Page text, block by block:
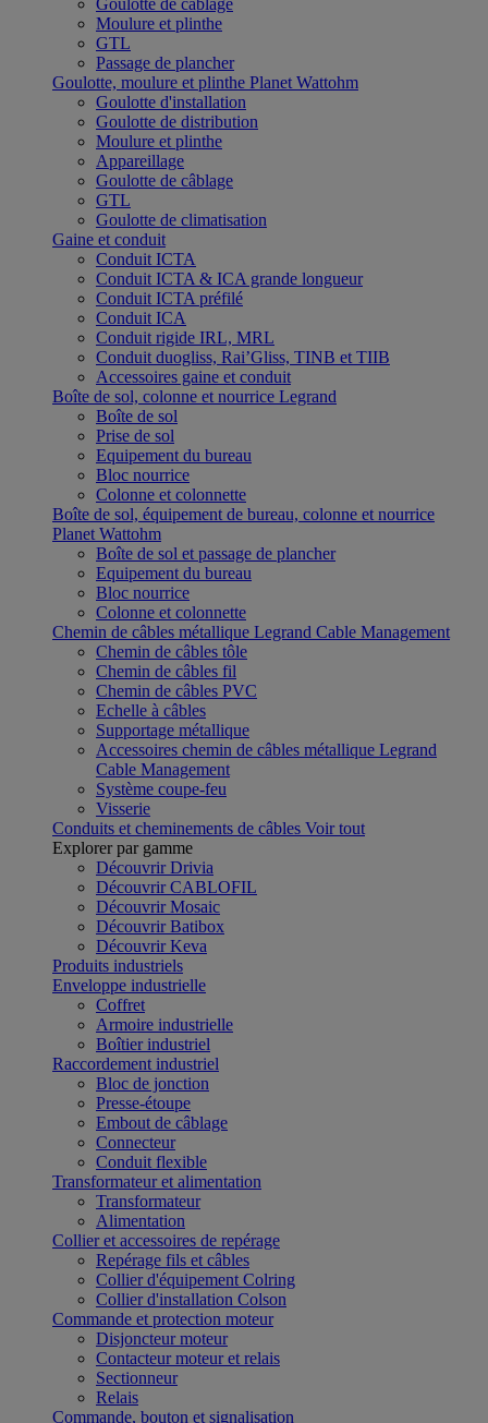
Goulotte de câblage
Moulure et plinthe
GTL
Passage de plancher
Goulotte, moulure et plinthe Planet Wattohm
Goulotte d'installation
Goulotte de distribution
Moulure et plinthe
Appareillage
Goulotte de câblage
GTL
Goulotte de climatisation
Gaine et conduit
Conduit ICTA
Conduit ICTA & ICA grande longueur
Conduit ICTA préfilé
Conduit ICA
Conduit rigide IRL, MRL
Conduit duogliss, Rai’Gliss, TINB et TIIB
Accessoires gaine et conduit
Boîte de sol, colonne et nourrice Legrand
Boîte de sol
Prise de sol
Equipement du bureau
Bloc nourrice
Colonne et colonnette
Boîte de sol, équipement de bureau, colonne et nourrice
Planet Wattohm
Boîte de sol et passage de plancher
Equipement du bureau
Bloc nourrice
Colonne et colonnette
Chemin de câbles métallique Legrand Cable Management
Chemin de câbles tôle
Chemin de câbles fil
Chemin de câbles PVC
Echelle à câbles
Supportage métallique
Accessoires chemin de câbles métallique Legrand
Cable Management
Système coupe-feu
Visserie
Conduits et cheminements de câbles Voir tout
Explorer par gamme
Découvrir Drivia
Découvrir CABLOFIL
Découvrir Mosaic
Découvrir Batibox
Découvrir Keva
Produits industriels
Enveloppe industrielle
Coffret
Armoire industrielle
Boîtier industriel
Raccordement industriel
Bloc de jonction
Presse-étoupe
Embout de câblage
Connecteur
Conduit flexible
Transformateur et alimentation
Transformateur
Alimentation
Collier et accessoires de repérage
Repérage fils et câbles
Collier d'équipement Colring
Collier d'installation Colson
Commande et protection moteur
Disjoncteur moteur
Contacteur moteur et relais
Sectionneur
Relais
Commande, bouton et signalisation